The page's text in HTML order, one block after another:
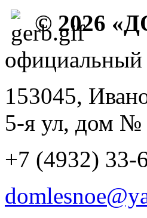
© 2026
официальный
153045,
5-я ул, дом №
+7 (4932) 33-